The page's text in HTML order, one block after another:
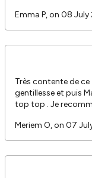
Emma P, on 08
Très contente de
gentillesse et puis
top top . Je
Meriem O, on